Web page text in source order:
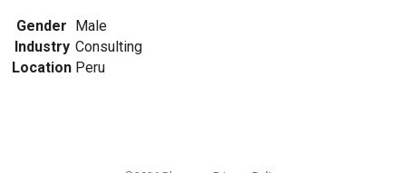
Gender Male
Industry Consulting
Location Peru